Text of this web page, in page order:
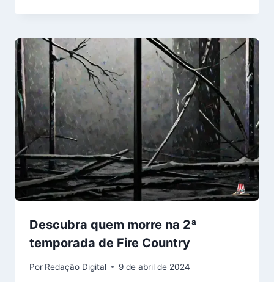
Descubra quem morre na 2ª
temporada de Fire Country
Por Redação Digital 9 de abril de 2024